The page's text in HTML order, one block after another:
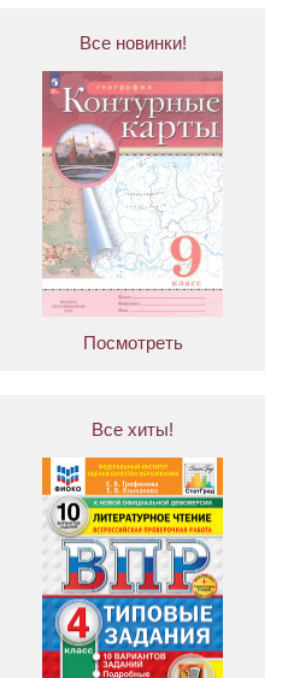
Все новинки!
Посмотреть
Все хиты!